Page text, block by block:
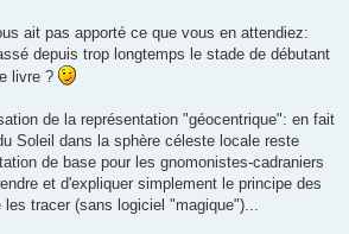
ait pas apporté ce que vous en attendiez:
depuis trop longtemps le stade de débutant
livre ?
de la représentation "géocentrique": en fait
Soleil dans la sphère céleste locale reste
de base pour les gnomonistes-cadraniers
et d'expliquer simplement le principe des
tracer (sans logiciel "magique")...